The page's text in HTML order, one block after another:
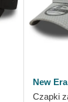
New Era
Czapki